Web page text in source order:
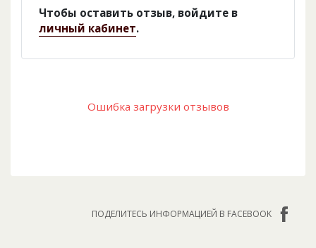
Чтобы оставить отзыв, войдите в
личный кабинет.
Ошибка загрузки отзывов
ПОДЕЛИТЕСЬ ИНФОРМАЦИЕЙ В FACEBOOK